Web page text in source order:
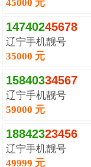
45000 元
14740245678
辽宁手机靓号
35000 元
15840334567
辽宁手机靓号
59000 元
18842323456
辽宁手机靓号
49999 元